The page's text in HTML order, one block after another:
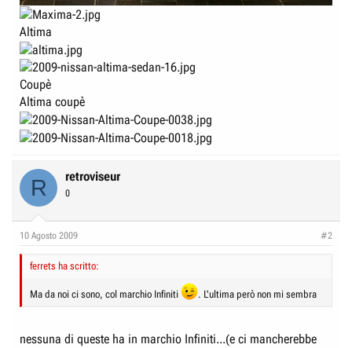
Altima
Coupè
Altima coupè
R retroviseur
0
10 Agosto 2009 #2
ferrets ha scritto:
Ma da noi ci sono, col marchio Infiniti . L'ultima però non mi sembra
nessuna di queste ha in marchio Infiniti...(e ci mancherebbe